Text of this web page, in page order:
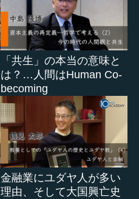
「共生」の本当の意味と
は？…人間はHuman Co-
becoming
金融業にユダヤ人が多い
理由、そして大国興亡史